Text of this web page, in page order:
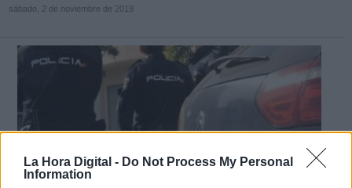
La Hora Digital - Do Not Process My Personal
Information
sábado, 2 de noviembre de 2019